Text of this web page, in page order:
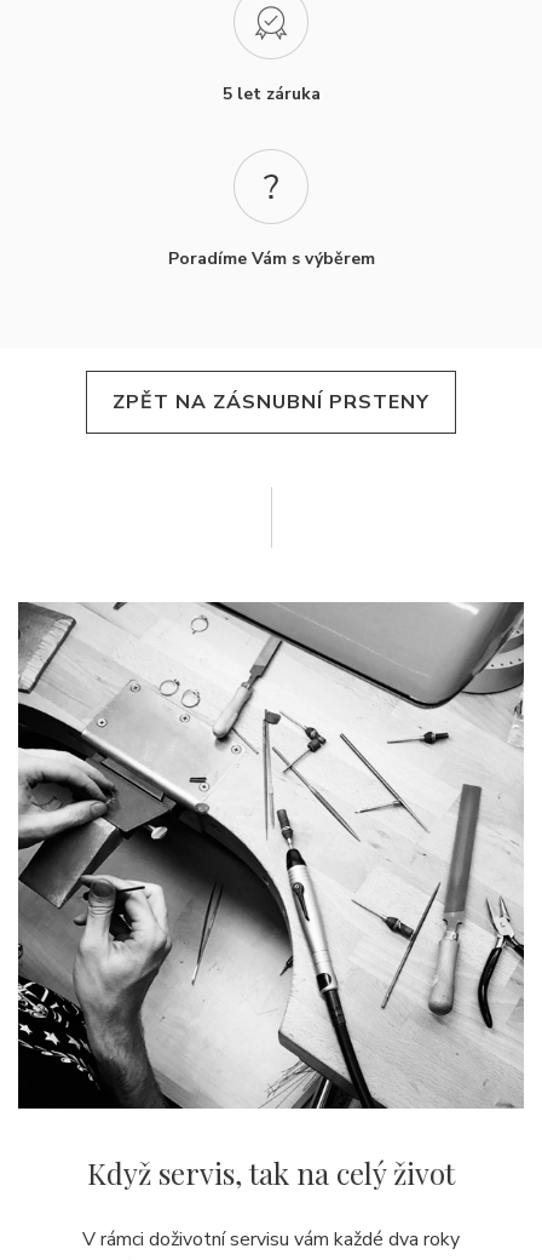
5 let záruka
Poradíme Vám s výběrem
ZPĚT NA ZÁSNUBNÍ PRSTENY
Když servis,tak na celý život
V rámci doživotní servisu vám každé dva roky